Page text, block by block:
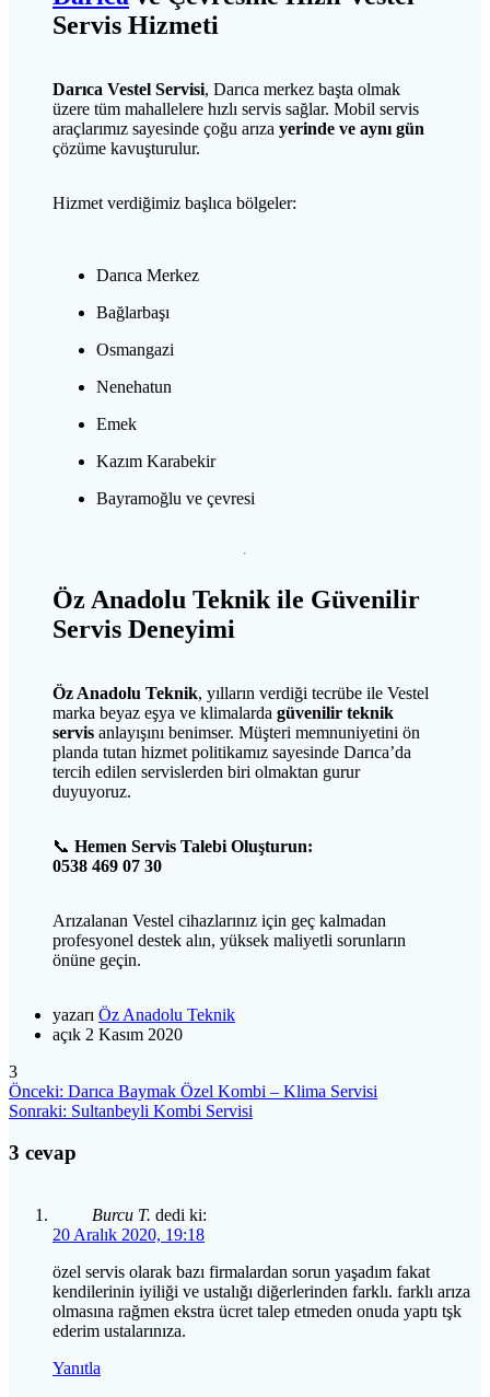
Servis Hizmeti
Darıca Vestel Servisi, Darıca merkez başta olmak
üzere tüm mahallelere hızlı servis sağlar. Mobil servis
araçlarımız sayesinde çoğu arıza yerinde ve aynı gün
çözüme kavuşturulur.
Hizmet verdiğimiz başlıca bölgeler:
Darıca Merkez
Bağlarbaşı
Osmangazi
Nenehatun
Emek
Kazım Karabekir
Bayramoğlu ve çevresi
Öz Anadolu Teknik ile Güvenilir
Servis Deneyimi
Öz Anadolu Teknik, yılların verdiği tecrübe ile Vestel
marka beyaz eşya ve klimalarda güvenilir teknik
servis anlayışını benimser. Müşteri memnuniyetini ön
planda tutan hizmet politikamız sayesinde Darıca’da
tercih edilen servislerden biri olmaktan gurur
duyuyoruz.
📞 Hemen Servis Talebi Oluşturun:
0538 469 07 30
Arızalanan Vestel cihazlarınız için geç kalmadan
profesyonel destek alın, yüksek maliyetli sorunların
önüne geçin.
yazarı Öz Anadolu Teknik
açık 2 Kasım 2020
3
Yazı
gezinmesi
Önceki: Önceki
yazı:
Darıca Baymak Özel Kombi – Klima Servisi
Sonraki: Sonraki
Sultanbeyli Kombi Servisi
3 cevap
Burcu T. dedi ki:
20 Aralık 2020, 19:18
özel servis olarak bazı firmalardan sorun yaşadım fakat
kendilerinin iyiliği ve ustalığı diğerlerinden farklı. farklı arıza
olmasına rağmen ekstra ücret talep etmeden onuda yaptı tşk
ederim ustalarınıza.
Yanıtla